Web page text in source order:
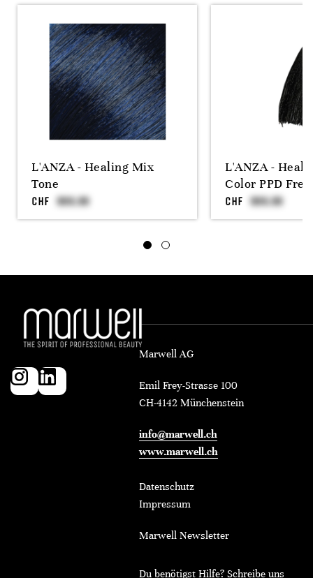
L'ANZA - Healing Mix
Tone
CHF
L'ANZA -
Color PPD Free
CHF
Marwell AG
Emil Frey-Strasse 100
CH-4142 Münchenstein
info@marwell.ch
www.marwell.ch
Datenschutz
Impressum
Marwell Newsletter
Du benötigst Hilfe? Schreibe uns